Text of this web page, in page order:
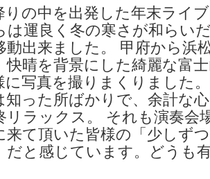
りの中を出発した年末ライ
は運良く冬の寒さが和らい
動出来ました。 甲府から浜
快晴を背景にした綺麗な富
に写真を撮りまくりました
知った所ばかりで、余計な
リラックス。 それも演奏会
来て頂いた皆様の「少しず
だと感じています。どうも